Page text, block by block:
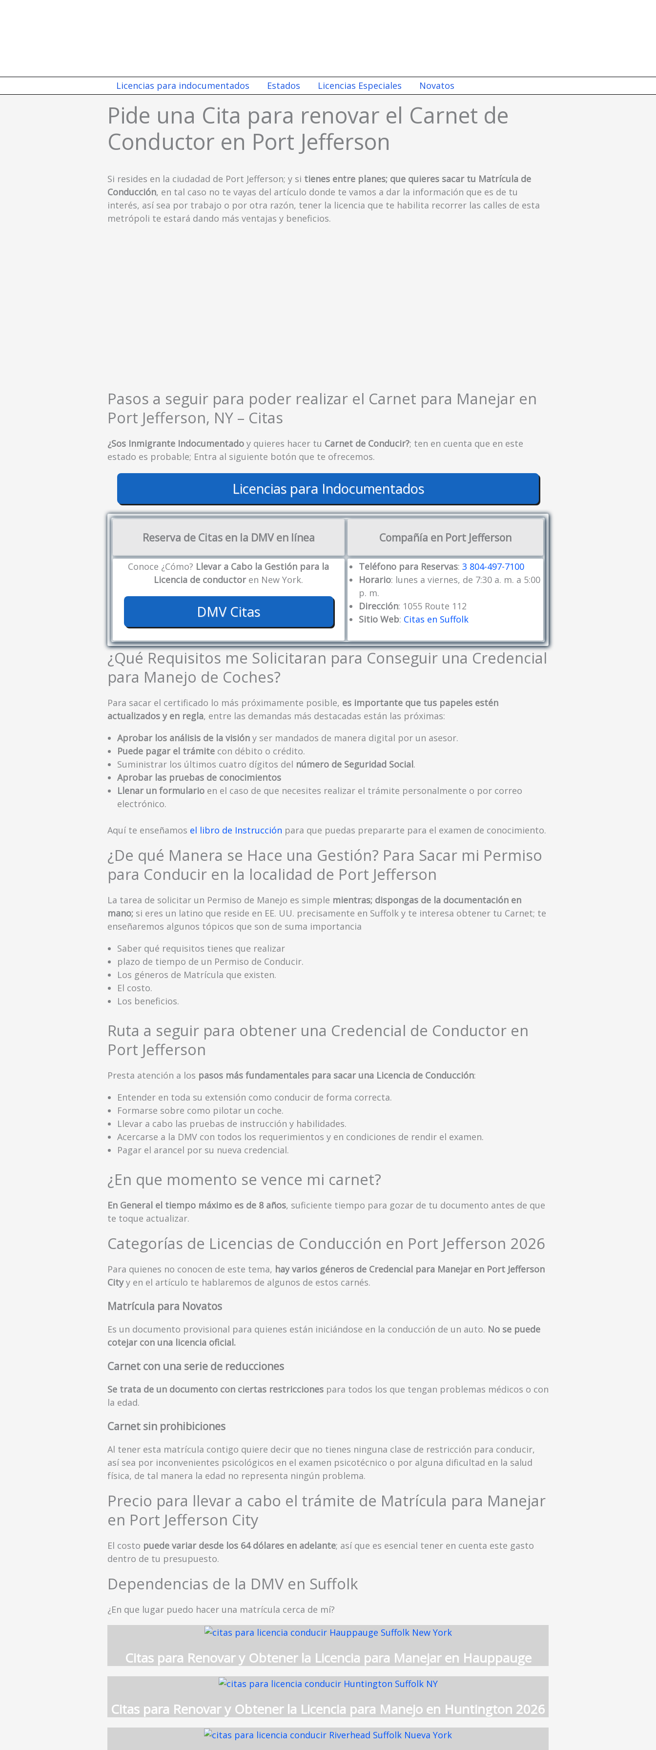
Licencias para indocumentados Estados Licencias Especiales Novatos
Pide una Cita para renovar el Carnet de
Conductor en Port Jefferson
Si resides en la ciudadad de Port Jefferson; y si tienes entre planes; que quieres sacar tu Matrícula de
Conducción, en tal caso no te vayas del artículo donde te vamos a dar la información que es de tu
interés, así sea por trabajo o por otra razón, tener la licencia que te habilita recorrer las calles de esta
metrópoli te estará dando más ventajas y beneficios.
Pasos a seguir para poder realizar el Carnet para Manejar en
Port Jefferson, NY – Citas
¿Sos Inmigrante Indocumentado y quieres hacer tu Carnet de Conducir?; ten en cuenta que en este
estado es probable; Entra al siguiente botón que te ofrecemos.
Licencias para Indocumentados
Reserva de Citas en la DMV en línea Compañía en Port Jefferson
Conoce ¿Cómo? Llevar a Cabo la Gestión para la
Licencia de conductoren New York.
DMV Citas
Teléfono para Reservas: 3 804-497-7100
Horario: lunes a viernes, de 7:30 a. m. a 5:00
p. m.
Dirección: 1055 Route 112
Sitio Web: Citas en Suffolk
¿Qué Requisitos me Solicitaran para Conseguir una Credencial
para Manejo de Coches?
Para sacar el certificado lo más próximamente posible, es importante que tus papeles estén
actualizados y en regla, entre las demandas más destacadas están las próximas:
Aprobar los análisis de la visión y ser mandados de manera digital por un asesor.
Puede pagar el trámite con débito o crédito.
Suministrar los últimos cuatro dígitos del número de Seguridad Social.
Aprobar las pruebas de conocimientos
Llenar un formulario en el caso de que necesites realizar el trámite personalmente o por correo
electrónico.
Aquí te enseñamos el libro de Instrucción para que puedas prepararte para el examen de conocimiento.
¿De qué Manera se Hace una Gestión? Para Sacar mi Permiso
para Conducir en la localidad de Port Jefferson
La tarea de solicitar un Permiso de Manejo es simple mientras; dispongas de la documentación en
mano; si eres un latino que reside en EE. UU. precisamente en Suffolk y te interesa obtener tu Carnet; te
enseñaremos algunos tópicos que son de suma importancia
Saber qué requisitos tienes que realizar
plazo de tiempo de un Permiso de Conducir.
Los géneros de Matrícula que existen.
El costo.
Los beneficios.
Ruta a seguir para obtener una Credencial de Conductor en
Port Jefferson
Presta atención a los pasos más fundamentales para sacar una Licencia de Conducción:
Entender en toda su extensión como conducir de forma correcta.
Formarse sobre como pilotar un coche.
Llevar a cabo las pruebas de instrucción y habilidades.
Acercarse a la DMV con todos los requerimientos y en condiciones de rendir el examen.
Pagar el arancel por su nueva credencial.
¿En que momento se vence mi carnet?
En General el tiempo máximo es de 8 años, suficiente tiempo para gozar de tu documento antes de que
te toque actualizar.
Categorías de Licencias de Conducción en Port Jefferson 2026
Para quienes no conocen de este tema, hay varios géneros de Credencial para Manejar en Port Jefferson
Cityy en el artículo te hablaremos de algunos de estos carnés.
Matrícula para Novatos
Es un documento provisional para quienes están iniciándose en la conducción de un auto. No se puede
cotejar con una licencia oficial.
Carnet con una serie de reducciones
Se trata de un documento con ciertas restricciones para todos los que tengan problemas médicos o con
la edad.
Carnet sin prohibiciones
Al tener esta matrícula contigo quiere decir que no tienes ninguna clase de restricción para conducir,
así sea por inconvenientes psicológicos en el examen psicotécnico o por alguna dificultad en la salud
física, de tal manera la edad no representa ningún problema.
Precio para llevar a cabo el trámite de Matrícula para Manejar
en Port Jefferson City
El costo puede variar desde los 64 dólares en adelante; así que es esencial tener en cuenta este gasto
dentro de tu presupuesto.
Dependencias de la DMV en Suffolk
¿En que lugar puedo hacer una matrícula cerca de mí?
Citas para Renovar y Obtener la Licencia para Manejar en Hauppauge
Citas para Renovar y Obtener la Licencia para Manejo en Huntington 2026